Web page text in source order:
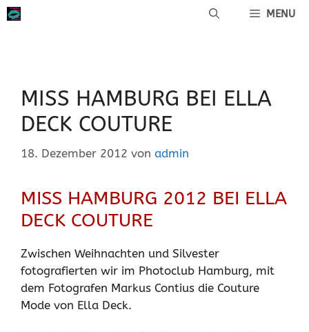
Zum
Inhalt
MENU
MISS HAMBURG BEI ELLA
DECK COUTURE
18. Dezember 2012 von admin
MISS HAMBURG 2012 BEI ELLA
DECK COUTURE
Zwischen Weihnachten und Silvester
fotografierten wir im Photoclub Hamburg, mit
dem Fotografen Markus Contius die Couture
Mode von Ella Deck.